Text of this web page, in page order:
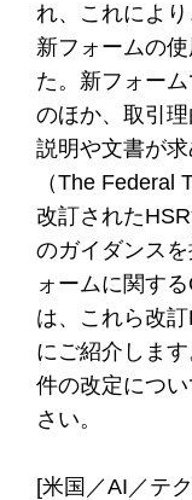
れ、これにより
新フォームの
た。新フォー
のほか、取引
説明や文書が
（The Federal
改訂された
のガイダンス
ォームに関す
は、これら改
にご紹介しま
件の改定につ
さい。
[米国／AI／テ